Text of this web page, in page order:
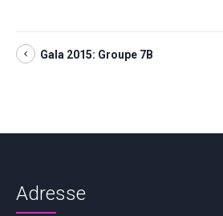
Gala 2015: Groupe 7B
Adresse